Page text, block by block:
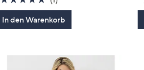
von
5
Bewertungen
In den Warenkorb